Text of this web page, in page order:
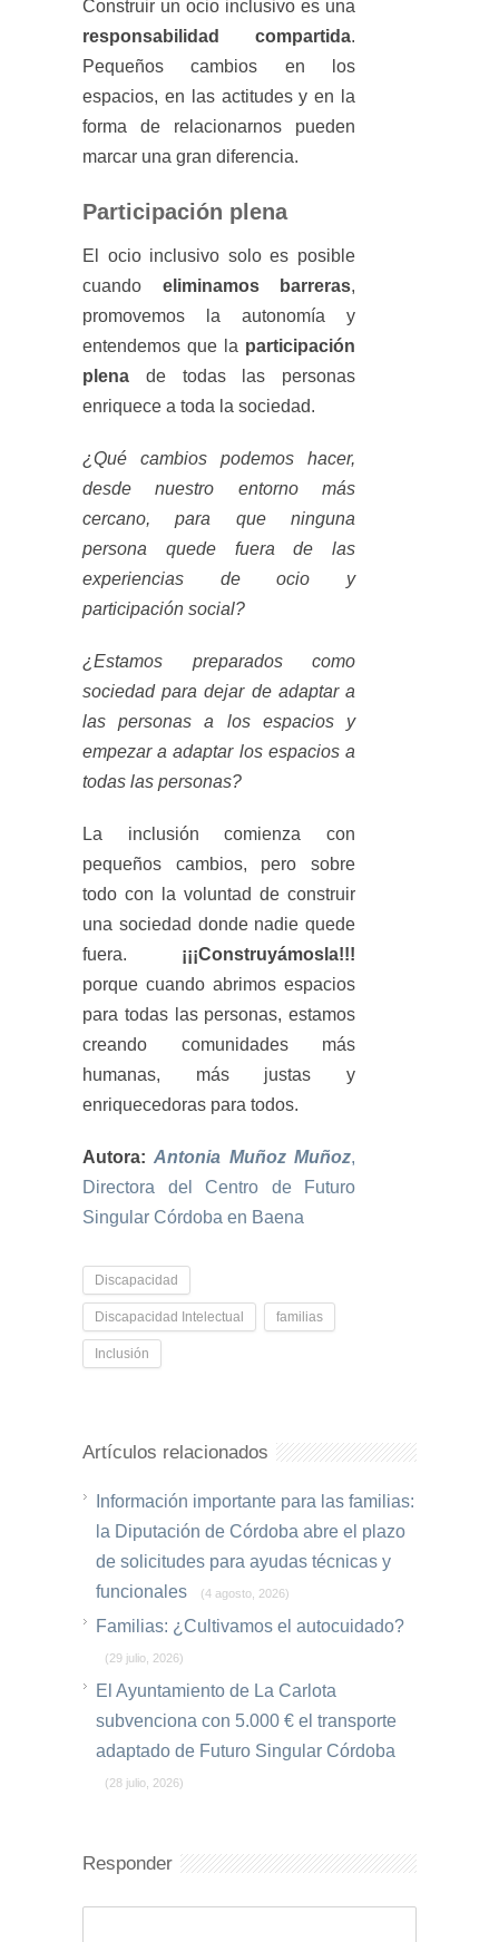
Construir un ocio inclusivo es una
responsabilidad compartida.
Pequeños cambios en los
espacios, en las actitudes y en la
forma de relacionarnos pueden
marcar una gran diferencia.
Participación plena
El ocio inclusivo solo es posible
cuando eliminamos barreras,
promovemos la autonomía y
entendemos que la participación
plena de todas las personas
enriquece a toda la sociedad.
¿Qué cambios podemos hacer,
desde nuestro entorno más
cercano, para que ninguna
persona quede fuera de las
experiencias de ocio y
participación social?
¿Estamos preparados como
sociedad para dejar de adaptar a
las personas a los espacios y
empezar a adaptar los espacios a
todas las personas?
La inclusión comienza con
pequeños cambios, pero sobre
todo con la voluntad de construir
una sociedad donde nadie quede
fuera. ¡¡¡Construyámosla!!!
porque cuando abrimos espacios
para todas las personas, estamos
creando comunidades más
humanas, más justas y
enriquecedoras para todos.
Autora:Antonia Muñoz Muñoz,
Directora del Centro de Futuro
Singular Córdoba en Baena
Discapacidad
Discapacidad Intelectual familias
Inclusión
Artículos relacionados
Información importante para las familias:
la Diputación de Córdoba abre el plazo
de solicitudes para ayudas técnicas y
funcionales
(4 agosto, 2026)
Familias: ¿Cultivamos el autocuidado?
(29 julio, 2026)
El Ayuntamiento de La Carlota
subvenciona con 5.000 € el transporte
adaptado de Futuro Singular Córdoba
(28 julio, 2026)
Responder